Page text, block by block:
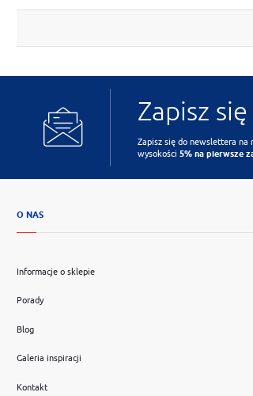
Zapisz
Zapisz się do newslettera
wysokości5% na pierwsze
O NAS
Informacje o sklepie
Porady
Blog
Galeria inspiracji
Kontakt